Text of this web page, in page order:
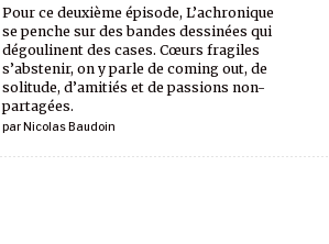
par Nicolas Baudoin
Pour ce deuxième épisode, L’achronique
se penche sur des bandes dessinées qui
dégoulinent des cases. Cœurs fragiles
s’abstenir, on y parle de coming out, de
solitude, d’amitiés et de passions non-
partagées.